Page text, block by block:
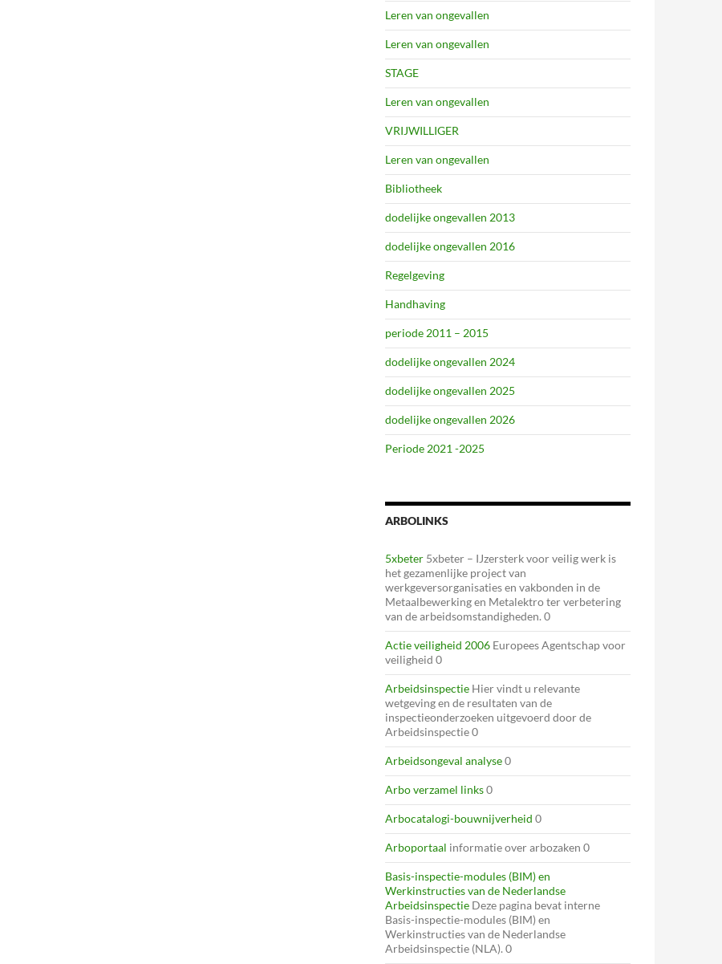
Leren van ongevallen
Leren van ongevallen
STAGE
Leren van ongevallen
VRIJWILLIGER
Leren van ongevallen
Bibliotheek
dodelijke ongevallen 2013
dodelijke ongevallen 2016
Regelgeving
Handhaving
periode 2011 – 2015
dodelijke ongevallen 2024
dodelijke ongevallen 2025
dodelijke ongevallen 2026
Periode 2021 -2025
ARBOLINKS
5xbeter 5xbeter – IJzersterk voor veilig werk is
het gezamenlijke project van
werkgeversorganisaties en vakbonden in de
Metaalbewerking en Metalektro ter verbetering
van de arbeidsomstandigheden. 0
Actie veiligheid 2006 Europees Agentschap voor
veiligheid 0
Arbeidsinspectie Hier vindt u relevante
wetgeving en de resultaten van de
inspectieonderzoeken uitgevoerd door de
Arbeidsinspectie 0
Arbeidsongeval analyse0
Arbo verzamel links0
Arbocatalogi-bouwnijverheid 0
Arboportaal informatie over arbozaken 0
Basis-inspectie-modules (BIM) en
Werkinstructies van de Nederlandse
Arbeidsinspectie Deze pagina bevat interne
Basis-inspectie-modules (BIM) en
Werkinstructies van de Nederlandse
Arbeidsinspectie (NLA). 0